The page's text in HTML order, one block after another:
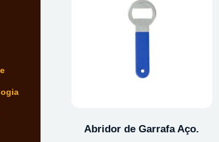
Abridor de Garrafa Aço.